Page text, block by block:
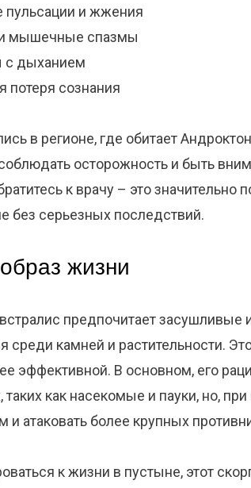
и жжения
мышечные спазмы
с дыханием
потеря сознания
в регионе, где обитает
осторожность и быть
к врачу – это
без серьезных последствий.
жизни
предпочитает засушливые
среди камней и растительности.
эффективной. В основном, его
таких как насекомые и пауки, но,
и атаковать более крупных
к жизни в пустыне, этот